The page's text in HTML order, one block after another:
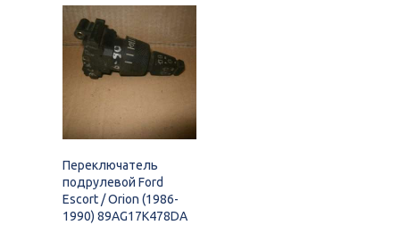
Переключатель
подрулевой Ford
Escort / Orion (1986-
1990) 89AG17K478DA